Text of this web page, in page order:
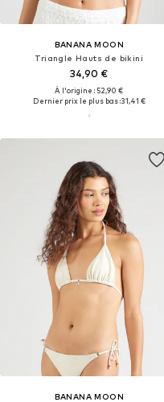
BANANA MOON
Triangle Hauts de bikini
34,90 €
À l'origine : 52,90 €
Dernier prix le plus bas :31,41 €
BANANA MOON